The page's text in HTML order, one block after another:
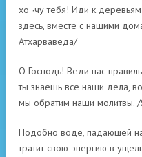
хо¬чу тебя! Иди к
здесь, вместе с нашими
Атхарваведа/
О Господь! Веди нас
ты знаешь все наши дела,
мы обратим наши молитвы.
Подобно воде, падающей на
тратит свою энергию в